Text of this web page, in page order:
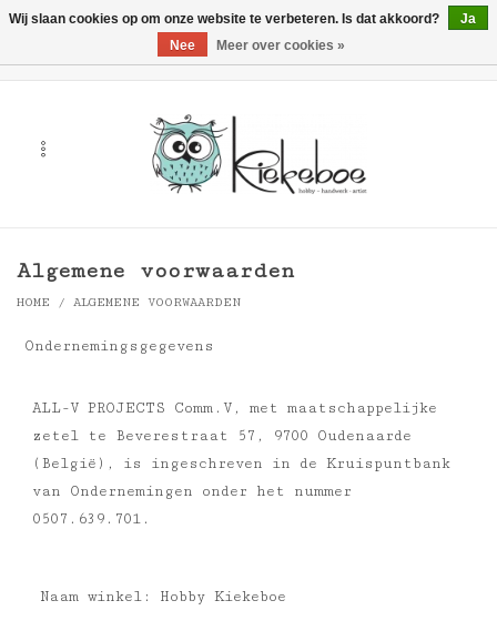
Cadeaubonnen
Merken
Over ons
Algemene voorwaarden
HOME / ALGEMENE VOORWAARDEN
Ondernemingsgegevens
ALL-V PROJECTS Comm.V, met maatschappelijke
zetel te Beverestraat 57, 9700 Oudenaarde
(België), is ingeschreven in de Kruispuntbank
van Ondernemingen onder het nummer
0507.639.701.
Naam winkel: Hobby Kiekeboe
Wij slaan cookies op om onze website te verbeteren. Is dat akkoord?
Ja
Nee
Meer over cookies »